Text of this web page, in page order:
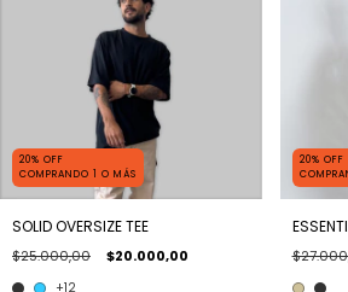
20% OFF
COMPRANDO 1 O MÁS
SOLID OVERSIZE TEE
$25.000,00 $20.000,00
+12
20% OFF